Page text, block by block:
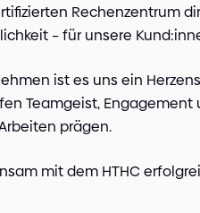
Rechenzentrum
– für unsere
ist es uns ein
Teamgeist,
prägen.
mit dem HTHC